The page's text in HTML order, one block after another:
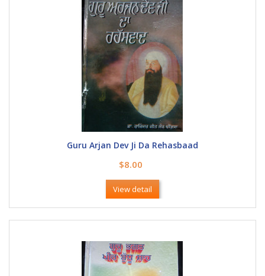
Guru Arjan Dev Ji Da Rehasbaad
$8.00
View detail